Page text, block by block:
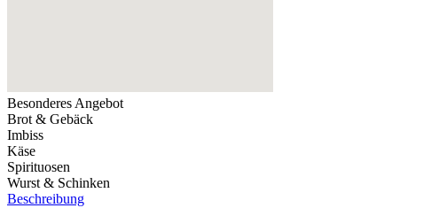
Besonderes Angebot
Brot & Gebäck
Imbiss
Käse
Spirituosen
Wurst & Schinken
Beschreibung